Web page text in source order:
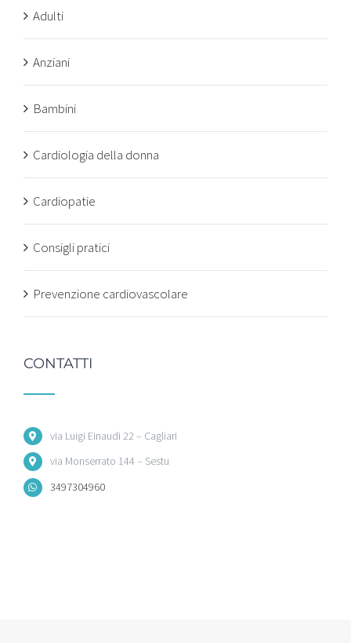
Adulti
Anziani
Bambini
Cardiologia della donna
Cardiopatie
Consigli pratici
Prevenzione cardiovascolare
CONTATTI
via Luigi Einaudi 22 – Cagliari
via Monserrato 144 – Sestu
3497304960